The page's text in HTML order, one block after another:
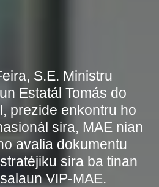
S.E. Ministru
Estatál Tomás do
prezide enkontru ho
sira, MAE nian
avalia dokumentu
sira ba tinan
VIP-MAE.